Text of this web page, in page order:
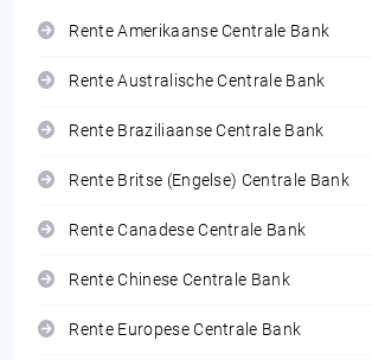
Rente Amerikaanse Centrale Bank
Rente Australische Centrale Bank
Rente Braziliaanse Centrale Bank
Rente Britse (Engelse) Centrale Bank
Rente Canadese Centrale Bank
Rente Chinese Centrale Bank
Rente Europese Centrale Bank